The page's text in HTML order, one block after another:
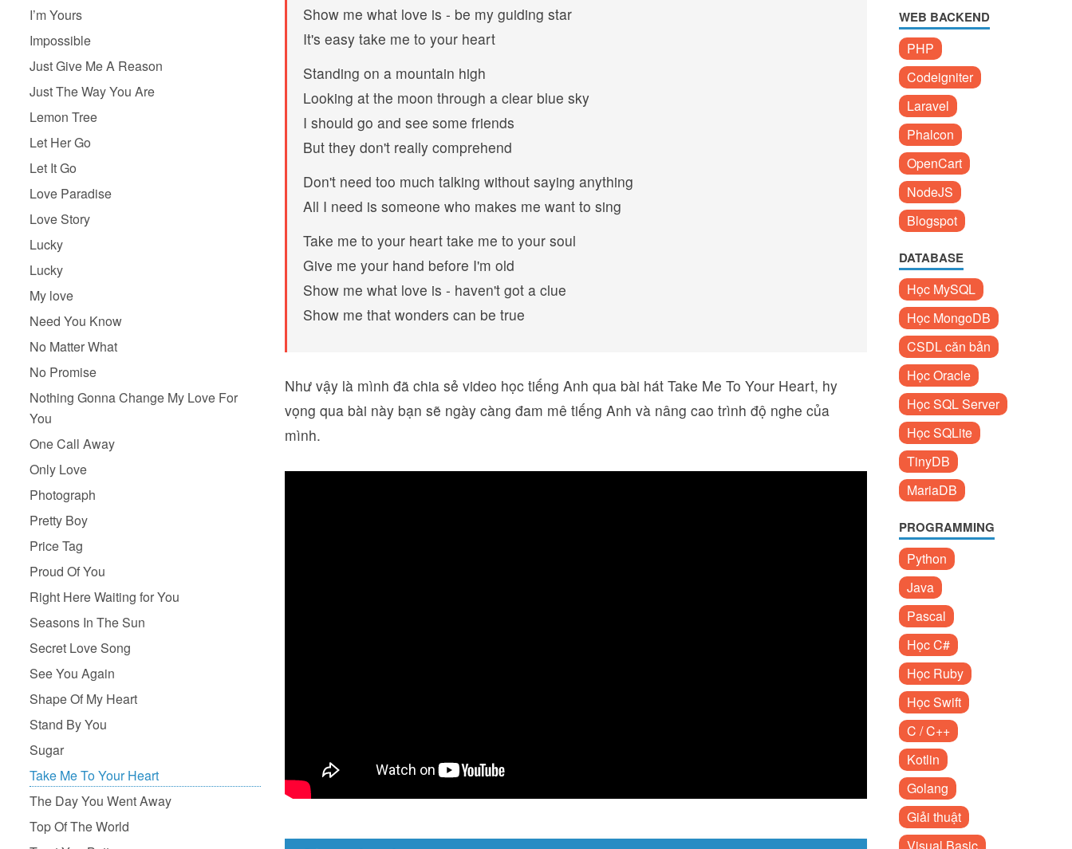
I’m Yours
Impossible
Just Give Me A Reason
Just The Way You Are
Lemon Tree
Let Her Go
Let It Go
Love Paradise
Love Story
Lucky
Lucky
My love
Need You Know
No Matter What
No Promise
Nothing Gonna Change My Love For
You
One Call Away
Only Love
Photograph
Pretty Boy
Price Tag
Proud Of You
Right Here Waiting for You
Seasons In The Sun
Secret Love Song
See You Again
Shape Of My Heart
Stand By You
Sugar
Take Me To Your Heart
The Day You Went Away
Top Of The World
Show me what love is - be my guiding star
It's easy take me to your heart
Standing on a mountain high
Looking at the moon through a clear blue sky
I should go and see some friends
But they don't really comprehend
Don't need too much talking without saying anything
All I need is someone who makes me want to sing
Take me to your heart take me to your soul
Give me your hand before I'm old
Show me what love is - haven't got a clue
Show me that wonders can be true
Như vậy là mình đã chia sẻ video học tiếng Anh qua bài hát Take Me To Your Heart, hy
vọng qua bài này bạn sẽ ngày càng đam mê tiếng Anh và nâng cao trình độ nghe của
mình.
WEB BACKEND
PHP
Codeigniter
Laravel
Phalcon
OpenCart
NodeJS
Blogspot
DATABASE
Học MySQL
Học MongoDB
CSDL căn bản
Học Oracle
Học SQL Server
Học SQLite
TinyDB
MariaDB
PROGRAMMING
Python
Java
Pascal
Học C#
Học Ruby
Học Swift
C / C++
Kotlin
Golang
Giải thuật